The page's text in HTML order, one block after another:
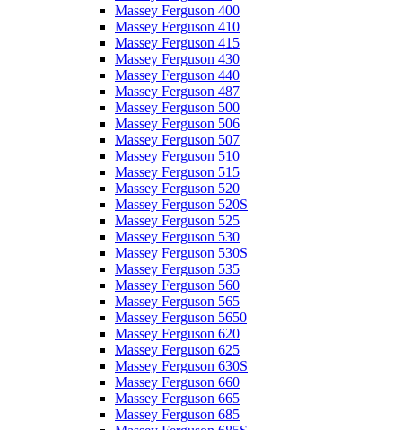
Massey Ferguson 400
Massey Ferguson 410
Massey Ferguson 415
Massey Ferguson 430
Massey Ferguson 440
Massey Ferguson 487
Massey Ferguson 500
Massey Ferguson 506
Massey Ferguson 507
Massey Ferguson 510
Massey Ferguson 515
Massey Ferguson 520
Massey Ferguson 520S
Massey Ferguson 525
Massey Ferguson 530
Massey Ferguson 530S
Massey Ferguson 535
Massey Ferguson 560
Massey Ferguson 565
Massey Ferguson 5650
Massey Ferguson 620
Massey Ferguson 625
Massey Ferguson 630S
Massey Ferguson 660
Massey Ferguson 665
Massey Ferguson 685